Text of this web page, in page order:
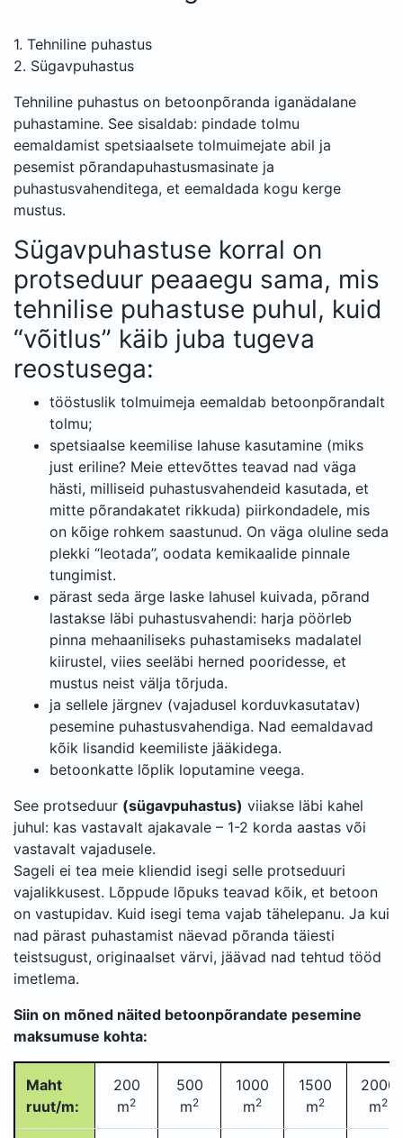
1. Tehniline puhastus
2. Sügavpuhastus
Tehniline puhastus on betoonpõranda iganädalane
puhastamine. See sisaldab: pindade tolmu
eemaldamist spetsiaalsete tolmuimejate abil ja
pesemist põrandapuhastusmasinate ja
puhastusvahenditega, et eemaldada kogu kerge
mustus.
Sügavpuhastuse korral on
protseduur peaaegu sama, mis
tehnilise puhastuse puhul, kuid
“võitlus” käib juba tugeva
reostusega:
tööstuslik tolmuimeja eemaldab betoonpõrandalt
tolmu;
spetsiaalse keemilise lahuse kasutamine (miks
just eriline? Meie ettevõttes teavad nad väga
hästi, milliseid puhastusvahendeid kasutada, et
mitte põrandakatet rikkuda) piirkondadele, mis
on kõige rohkem saastunud. On väga oluline seda
plekki “leotada”, oodata kemikaalide pinnale
tungimist.
pärast seda ärge laske lahusel kuivada, põrand
lastakse läbi puhastusvahendi: harja pöörleb
pinna mehaaniliseks puhastamiseks madalatel
kiirustel, viies seeläbi herned pooridesse, et
mustus neist välja tõrjuda.
ja sellele järgnev (vajadusel korduvkasutatav)
pesemine puhastusvahendiga. Nad eemaldavad
kõik lisandid keemiliste jääkidega.
betoonkatte lõplik loputamine veega.
See protseduur (sügavpuhastus) viiakse läbi kahel
juhul: kas vastavalt ajakavale – 1-2 korda aastas või
vastavalt vajadusele.
Sageli ei tea meie kliendid isegi selle protseduuri
vajalikkusest. Lõppude lõpuks teavad kõik, et betoon
on vastupidav. Kuid isegi tema vajab tähelepanu. Ja kui
nad pärast puhastamist näevad põranda täiesti
teistsugust, originaalset värvi, jäävad nad tehtud tööd
imetlema.
Siin on mõned näited betoonpõrandate pesemine
maksumuse kohta:
Maht
ruut/m:
200
m2
500
m2
1000
m2
1500
m2
2000
m2